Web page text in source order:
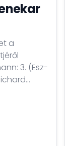
a
3. (Esz-